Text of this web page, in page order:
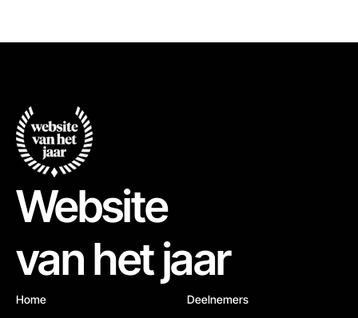
Website
van het jaar
Home Deelnemers